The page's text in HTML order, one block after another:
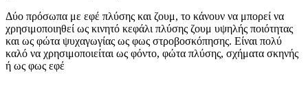
Δύο πρόσωπα με εφέ πλύσης και ζουμ, το κάνουν να μπορεί να
χρησιμοποιηθεί ως κινητό κεφάλι πλύσης ζουμ υψηλής ποιότητας
και ως φώτα ψυχαγωγίας ως φως στροβοσκόπησης. Είναι πολύ
καλό να χρησιμοποιείται ως φόντο, φώτα πλύσης, σχήματα σκηνής
ή ως φως εφέ